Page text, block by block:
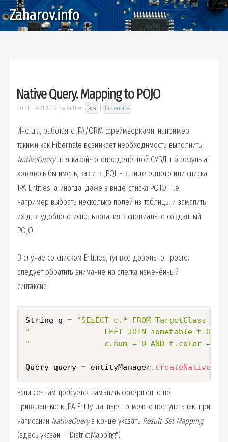
Zaharov.info
Native Query. Mapping to POJO
20 ЯНВАРЯ 2019 by Author java hibernate
Иногда, работая с JPA/ORM фреймворками, например
такими как Hibernate возникает необходимость выполнить
NativeQueryдля какой-то определённой СУБД, но результат
хотелось бы иметь, как и в JPQL - в виде одного или списка
JPA Entities, а иногда, даже в виде списка POJO. Т.е.
например выбрать несколько полей из таблицы и замапить
их для удобного использования в специально созданный
POJO.
В случае со списком Entities, тут всё довольно просто:
следует обратить внимание на слегка изменённый
синтаксис:
String q =
"SELECT c.* FROM TargetClass c "
"                LEFT JOIN sometable t ON
"                c.num = 0 AND t.color = 3
Query query = entityManager.
Если же нам требуется замапить совершенно не
привязанные к JPA Entity данные, то можно поступить так: при
написании NativeQueryв конце указать Result Set Mapping
(здесь указан - "DistrictMapping")